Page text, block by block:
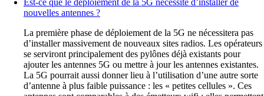
La 5G restera un choix : choix de s’équiper, choix de souscrire
téléphones des anciennes générations (comme c’est le cas
aujourd’hui avec les mobiles 3G qui continuent de fonctionner
alors que la 4G est présente sur la quasi-totalité du réseau
mobile) et ne va pas contraindre à s’équiper d’un nouveau
téléphone. La 5G va cohabiter avec les technologies plus
anciennes. Avant de changer son équipement, il faut se